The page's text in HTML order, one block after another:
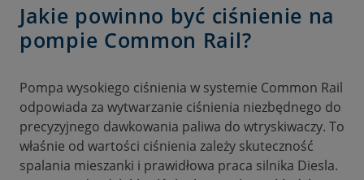
Jakie powinno być ciśnienie na
pompie Common Rail?
Pompa wysokiego ciśnienia w systemie Common Rail
odpowiada za wytwarzanie ciśnienia niezbędnego do
precyzyjnego dawkowania paliwa do wtryskiwaczy. To
właśnie od wartości ciśnienia zależy skuteczność
spalania mieszanki i prawidłowa praca silnika Diesla.